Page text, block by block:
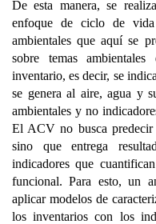
De esta manera, se
enfoque de ciclo de
ambientales que aquí se
sobre temas
inventario, es decir, se
se genera al aire, agua y
ambientales y no
El ACV no busca predecir
sino que entrega
indicadores que
funcional. Para esto, un
aplicar modelos de
los inventarios con los